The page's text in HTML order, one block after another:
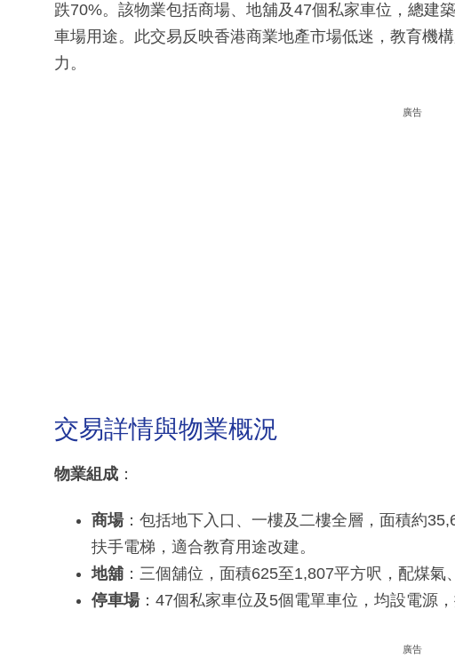
跌70%。該物業包括商場、地舖及47個私家車位，總建
車場用途。此交易反映香港商業地產市場低迷，教育機
力。
廣告
交易詳情與物業概況
物業組成 ：
商場：包括地下入口、一樓及二樓全層，面積約
扶手電梯，適合教育用途改建。
地舖 ：三個舖位，面積625至1,807平方呎，配煤氣
停車場：47個私家車位及5個電單車位，均設電源，
廣告